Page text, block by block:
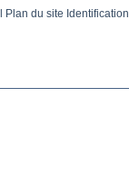
Plan du site